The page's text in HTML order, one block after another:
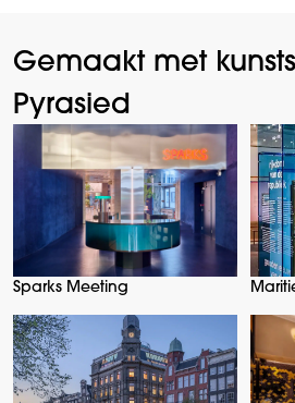
Gemaakt met
Pyrasied
Sparks Meeting